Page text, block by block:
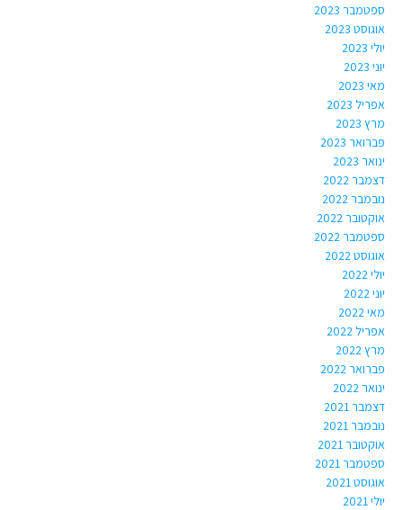
ספטמבר 2023
אוגוסט 2023
יולי 2023
יוני 2023
מאי 2023
אפריל 2023
מרץ 2023
פברואר 2023
ינואר 2023
דצמבר 2022
נובמבר 2022
אוקטובר 2022
ספטמבר 2022
אוגוסט 2022
יולי 2022
יוני 2022
מאי 2022
אפריל 2022
מרץ 2022
פברואר 2022
ינואר 2022
דצמבר 2021
נובמבר 2021
אוקטובר 2021
ספטמבר 2021
אוגוסט 2021
יולי 2021